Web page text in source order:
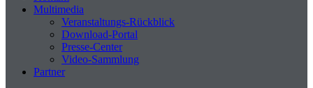
Multimedia
Veranstaltungs-Rückblick
Download-Portal
Presse-Center
Video-Sammlung
Partner